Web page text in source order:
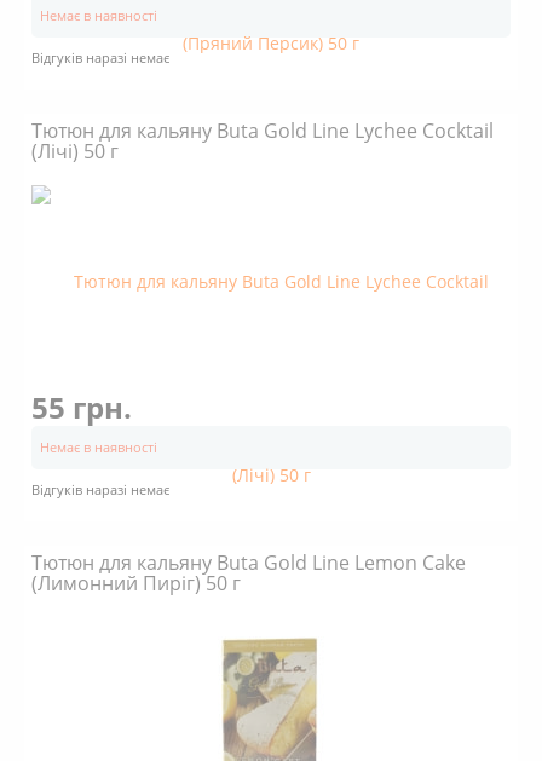
Немає в наявності
Відгуків наразі немає
Тютюн для кальяну Buta Gold Line Lychee Cocktail
(Лічі) 50 г
55 грн.
Немає в наявності
Відгуків наразі немає
Тютюн для кальяну Buta Gold Line Lemon Cake
(Лимонний Пиріг) 50 г